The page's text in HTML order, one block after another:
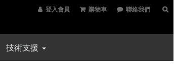
登入會員 購物車 聯絡我們
技術支援